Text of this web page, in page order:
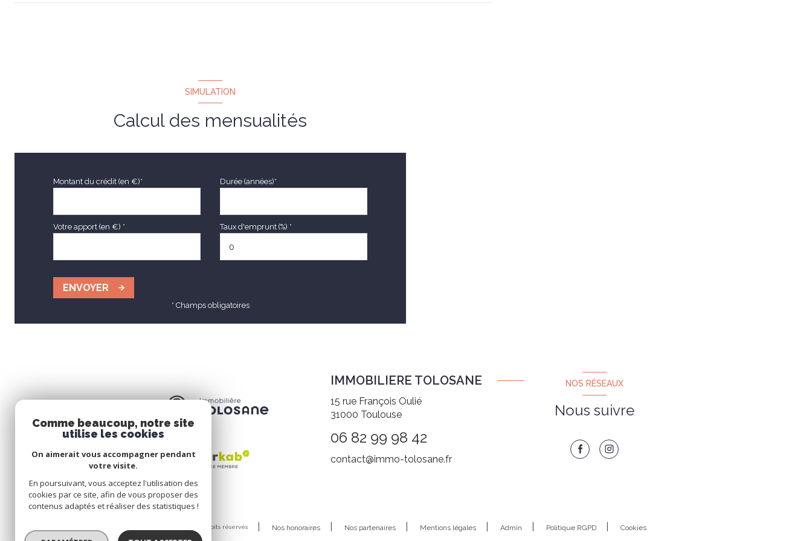
SIMULATION
Calcul des mensualités
Montant du crédit (en €)* Durée (années)*
Votre apport (en €) * Taux d'emprunt (%) *
ENVOYER
* Champs obligatoires
IMMOBILIERE TOLOSANE
15 rue François Oulié
31000 Toulouse
06 82 99 98 42
contact@immo-tolosane.fr
NOS RÉSEAUX
Nous suivre
© 2026 | Tous droits réservés Nos honoraires Nos partenaires Mentions légales Admin Politique RGPD Cookies
Comme beaucoup, notre site
utilise les cookies
On aimerait vous accompagner pendant
votre visite.
En poursuivant, vous acceptez l'utilisation des
cookies par ce site, afin de vous proposer des
contenus adaptés et réaliser des statistiques !